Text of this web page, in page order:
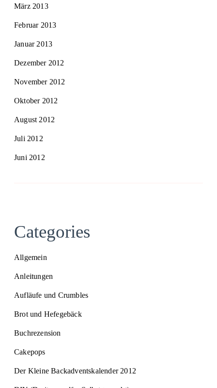
März 2013
Februar 2013
Januar 2013
Dezember 2012
November 2012
Oktober 2012
August 2012
Juli 2012
Juni 2012
Categories
Allgemein
Anleitungen
Aufläufe und Crumbles
Brot und Hefegebäck
Buchrezension
Cakepops
Der Kleine Backadventskalender 2012